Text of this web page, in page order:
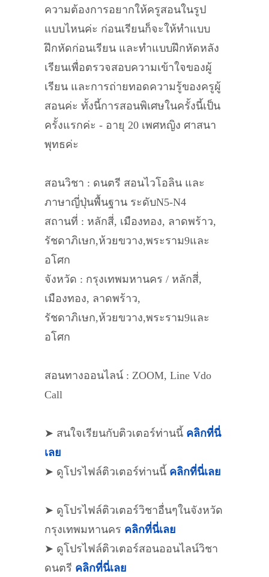
ความต้องการอยากให้ครูสอนในรูป
แบบไหนค่ะ ก่อนเรียนก็จะให้ทำแบบ
ฝึกหัดก่อนเรียน และทำแบบฝึกหัดหลัง
เรียนเพื่อตรวจสอบความเข้าใจของผู้
เรียน และการถ่ายทอดความรู้ของครูผู้
สอนค่ะ ทั้งนี้การสอนพิเศษในครั้งนี้เป็น
ครั้งแรกค่ะ - อายุ 20 เพศหญิง ศาสนา
พุทธค่ะ
สอนวิชา : ดนตรี สอนไวโอลิน และ
ภาษาญี่ปุ่นพื้นฐาน ระดับN5-N4
สถานที่ : หลักสี่, เมืองทอง, ลาดพร้าว,
รัชดาภิเษก,ห้วยขวาง,พระราม9และ
อโศก
จังหวัด : กรุงเทพมหานคร / หลักสี่,
เมืองทอง, ลาดพร้าว,
รัชดาภิเษก,ห้วยขวาง,พระราม9และ
อโศก
สอนทางออนไลน์ : ZOOM, Line Vdo
Call
➤ สนใจเรียนกับติวเตอร์ท่านนี้ คลิกที่นี่
เลย
➤ ดูโปรไฟล์ติวเตอร์ท่านนี้ คลิกที่นี่เลย
➤ ดูโปรไฟล์ติวเตอร์วิชาอื่นๆในจังหวัด
กรุงเทพมหานคร คลิกที่นี่เลย
➤ ดูโปรไฟล์ติวเตอร์สอนออนไลน์วิชา
ดนตรี คลิกที่นี่เลย